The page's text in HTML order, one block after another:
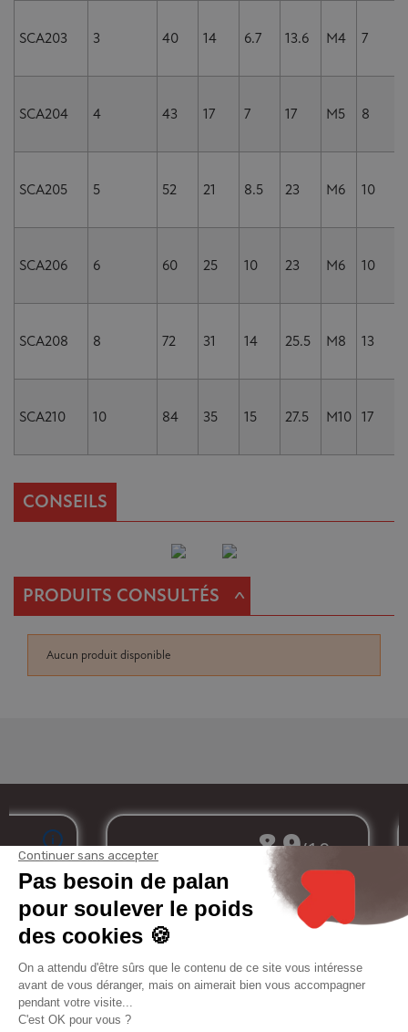
SCA203 3 40 14 6.7 13.6 M4 7
SCA204 4 43 17 7 17 M5 8
SCA205 5 52 21 8.5 23 M6 10
SCA206 6 60 25 10 23 M6 10
SCA208 8 72 31 14 25.5 M8 13
SCA210 10 84 35 15 27.5 M10 17
CONSEILS
PRODUITS CONSULTÉS ^
Aucun produit disponible